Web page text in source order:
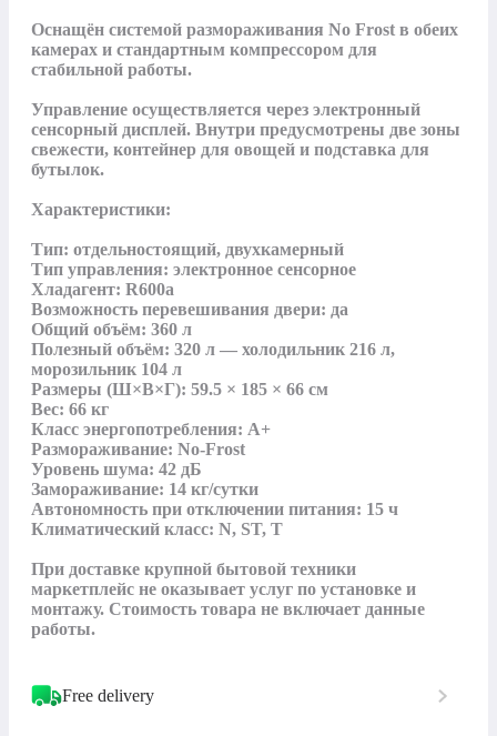
Оснащён системой размораживания No Frost в обеих
камерах и стандартным компрессором для
стабильной работы.
Управление осуществляется через электронный
сенсорный дисплей. Внутри предусмотрены две зоны
свежести, контейнер для овощей и подставка для
бутылок.
Характеристики:
Тип: отдельностоящий, двухкамерный
Тип управления: электронное сенсорное
Хладагент: R600a
Возможность перевешивания двери: да
Общий объём: 360 л
Полезный объём: 320 л — холодильник 216 л,
морозильник 104 л
Размеры (Ш×В×Г): 59.5 × 185 × 66 см
Вес: 66 кг
Класс энергопотребления: A+
Размораживание: No-Frost
Уровень шума: 42 дБ
Замораживание: 14 кг/сутки
Автономность при отключении питания: 15 ч
Климатический класс: N, ST, T
При доставке крупной бытовой техники
маркетплейс не оказывает услуг по установке и
монтажу. Стоимость товара не включает данные
работы.
Free delivery